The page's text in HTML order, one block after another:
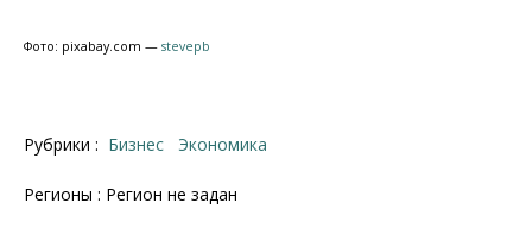
Фото: pixabay.com — stevepb
Рубрики : Бизнес Экономика
Регионы : Регион не задан